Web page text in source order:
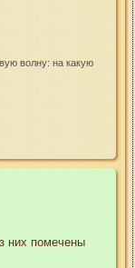
волну: на какую
них помечены